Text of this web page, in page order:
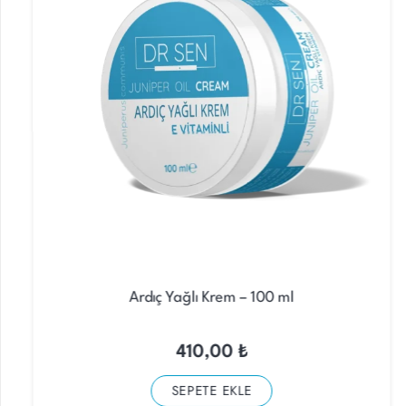
Ardıç Yağlı Krem – 100 ml
410,00₺
SEPETE EKLE